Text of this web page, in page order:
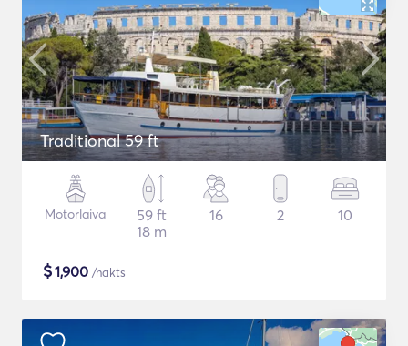
Traditional 59 ft
Motorlaiva
59 ft
18 m
16 2 10
$1,900 /nakts